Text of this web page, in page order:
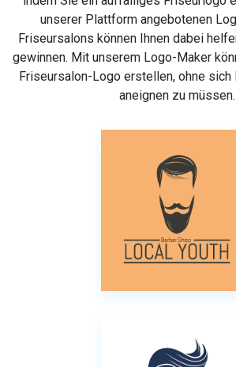
unserer Plattform angebotenen
Friseursalons können Ihnen dabei
gewinnen. Mit unserem Logo-Maker
Friseursalon-Logo erstellen, ohne
aneignen zu müssen.